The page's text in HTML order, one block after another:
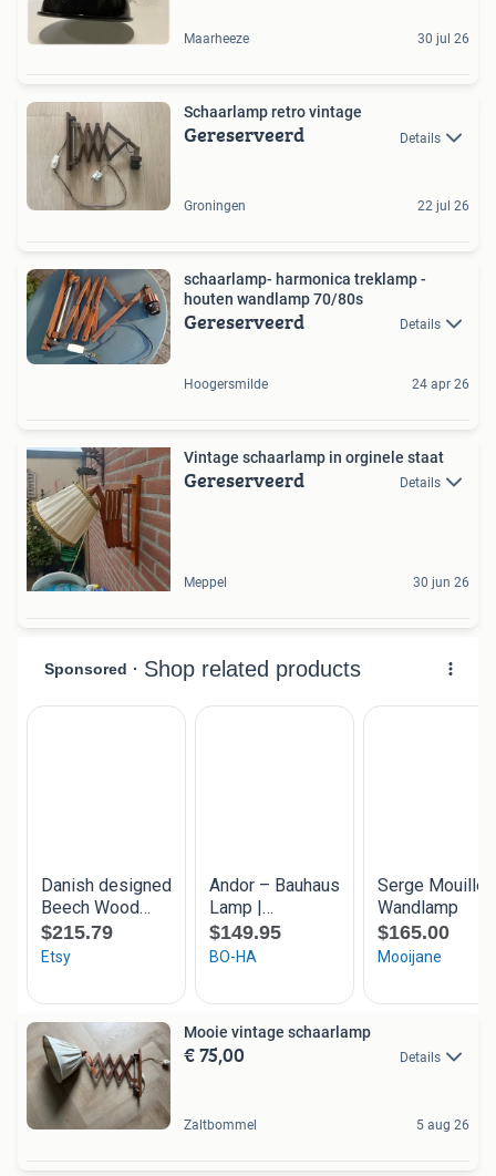
Maarheeze 30 jul 26
Schaarlamp retro vintage
Gereserveerd Details
Groningen 22 jul 26
schaarlamp- harmonica treklamp -
houten wandlamp 70/80s
Gereserveerd Details
Hoogersmilde 24 apr 26
Vintage schaarlamp in orginele staat
Gereserveerd Details
Meppel 30 jun 26
Mooie vintage schaarlamp
€ 75,00 Details
Zaltbommel 5 aug 26